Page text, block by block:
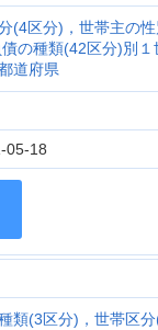
(4区分)，世帯主の
の種類(42区分)別
道府県
05-18
類(3区分)，世帯区